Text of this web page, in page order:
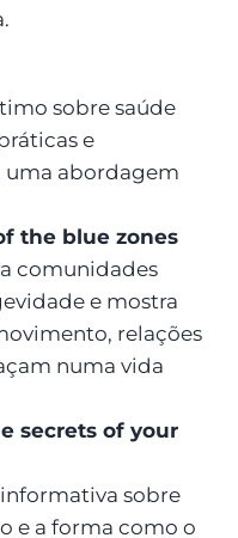
sobre saúde
e
abordagem
the blue zones
comunidades
e mostra
relações
numa vida
secrets of your
sobre
e a forma como o